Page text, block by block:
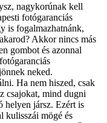
nagykorúnak kell
fotógaranciás
is fogalmazhatnánk,
Akkor nincs más
gombot és azonnal
neked.
Ha nem hiszed, csak
csajokat, mind dugni
helyen jársz. Ezért is
kulisszái mögé és